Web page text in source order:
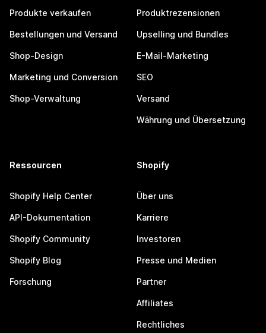
Produkte verkaufen
Bestellungen und Versand
Shop-Design
Marketing und Conversion
Shop-Verwaltung
Produktrezensionen
Upselling und Bundles
E-Mail-Marketing
SEO
Versand
Währung und Übersetzung
Ressourcen
Shopify Help Center
API-Dokumentation
Shopify Community
Shopify Blog
Forschung
Shopify
Über uns
Karriere
Investoren
Presse und Medien
Partner
Affiliates
Rechtliches